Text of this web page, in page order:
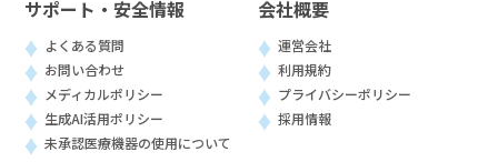
サポート・安全情報
よくある質問
お問い合わせ
メディカルポリシー
生成AI活用ポリシー
未承認医療機器の使用について
会社概要
運営会社
利用規約
プライバシーポリシー
採用情報